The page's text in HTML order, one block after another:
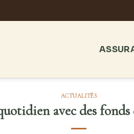
ACTUALITÉS
avec des fonds